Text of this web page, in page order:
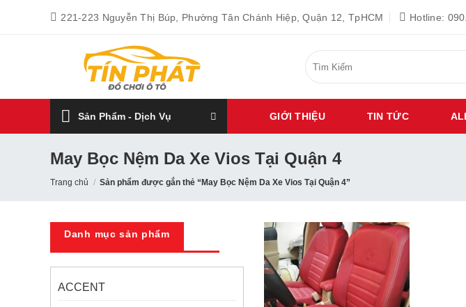
221-223 Nguyễn Thị Búp, Phường Tân Chánh Hiệp, Quận 12, TpHCM Hotline:
kiếm:
Sản Phẩm - Dịch Vụ GIỚI THIỆU TIN TỨC
May Bọc Nệm Da Xe Vios Tại Quận 4
Trang chủ / Sản phẩm được gắn thẻ “May Bọc Nệm Da Xe Vios Tại Quận 4”
Danh mục sản phẩm
ACCENT